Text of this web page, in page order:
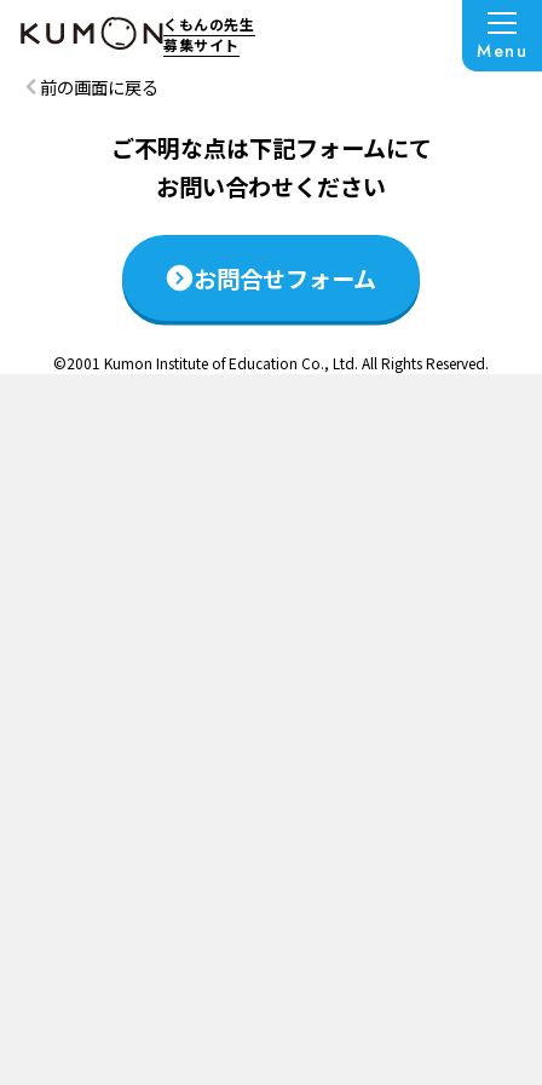
くもんの先生
募集サイト
Menu
この説明会は終了いたしました
前の画面に戻る
ご不明な点は下記フォームにて
お問い合わせください
お問合せフォーム
©2001 Kumon Institute of Education Co., Ltd. All Rights Reserved.